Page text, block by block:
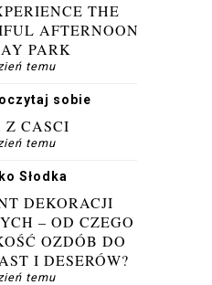
THE
AFTERNOON
PARK
temu
sobie
Z CASCI
temu
Słodka
DEKORACJI
– OD CZEGO
OZDÓB DO
I DESERÓW?
temu